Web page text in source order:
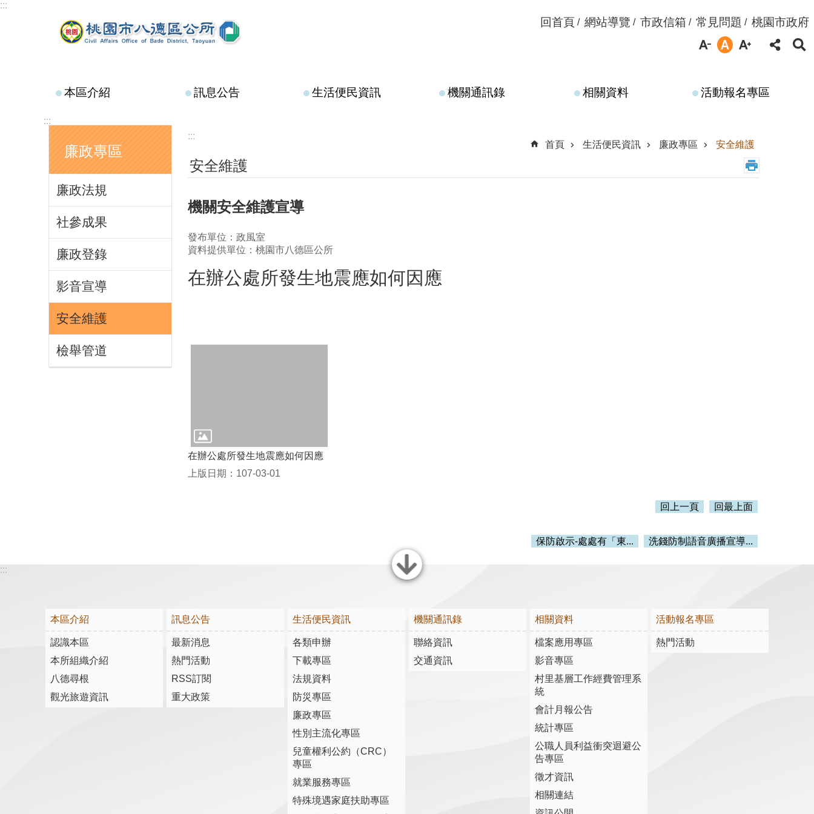
跳到主要內容區塊
:::
回首頁 網站導覽 市政信箱 常見問題 桃園市政府
本區介紹 訊息公告 生活便民資訊 機關通訊錄 相關資料 活動報名專區
:::
廉政專區
廉政法規
社參成果
廉政登錄
影音宣導
安全維護
檢舉管道
:::
首頁
生活便民資訊 廉政專區 安全維護
安全維護
機關安全維護宣導
發布單位：政風室
資料提供單位：桃園市八德區公所
在辦公處所發生地震應如何因應
在辦公處所發生地震應如何因應
上版日期：107-03-01
回上一頁 回最上面
保防啟示-處處有「東... 洗錢防制語音廣播宣導...
關閉
:::
本區介紹
認識本區
本所組織介紹
八德尋根
觀光旅遊資訊
訊息公告
最新消息
熱門活動
RSS訂閱
重大政策
生活便民資訊
各類申辦
下載專區
法規資料
防災專區
廉政專區
性別主流化專區
兒童權利公約（CRC）
專區
就業服務專區
特殊境遇家庭扶助專區
機關通訊錄
聯絡資訊
交通資訊
相關資料
檔案應用專區
影音專區
村里基層工作經費管理系
統
會計月報公告
統計專區
公職人員利益衝突迴避公
告專區
徵才資訊
相關連結
活動報名專區
熱門活動